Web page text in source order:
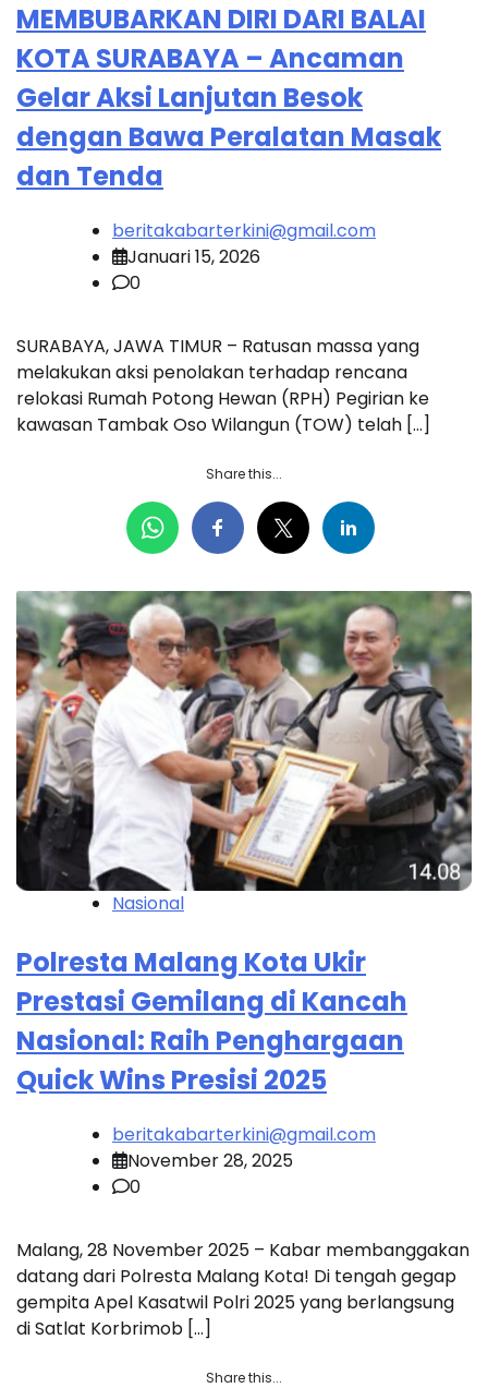
MEMBUBARKAN DIRI DARI BALAI
KOTA SURABAYA – Ancaman
Gelar Aksi Lanjutan Besok
dengan Bawa Peralatan Masak
dan Tenda
beritakabarterkini@gmail.com
Januari 15, 2026
0
SURABAYA, JAWA TIMUR – Ratusan massa yang
melakukan aksi penolakan terhadap rencana
relokasi Rumah Potong Hewan (RPH) Pegirian ke
kawasan Tambak Oso Wilangun (TOW) telah […]
Share this...
Nasional
Polresta Malang Kota Ukir
Prestasi Gemilang di Kancah
Nasional: Raih Penghargaan
Quick Wins Presisi 2025
beritakabarterkini@gmail.com
November 28, 2025
0
Malang, 28 November 2025 – Kabar membanggakan
datang dari Polresta Malang Kota! Di tengah gegap
gempita Apel Kasatwil Polri 2025 yang berlangsung
di Satlat Korbrimob […]
Share this...